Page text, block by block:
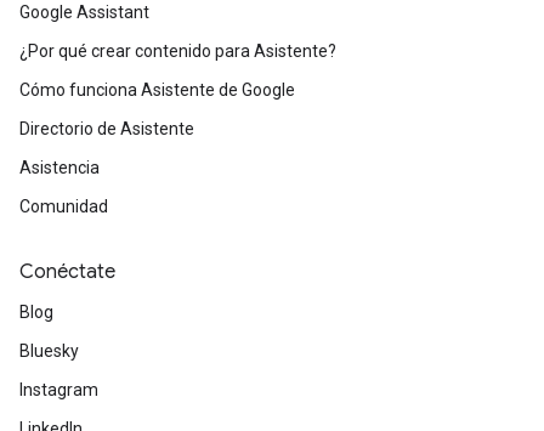
Google Assistant
¿Por qué crear contenido para Asistente?
Cómo funciona Asistente de Google
Directorio de Asistente
Asistencia
Comunidad
Conéctate
Blog
Bluesky
Instagram